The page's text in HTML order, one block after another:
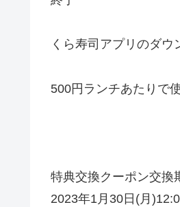
くら寿司アプリのダウ
500円ランチあたりで
特典交換クーポン交換
2023年1月30日(月